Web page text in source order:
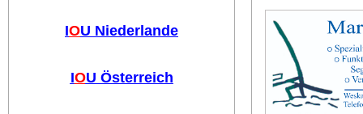
IOU Niederlande
IOU Österreich